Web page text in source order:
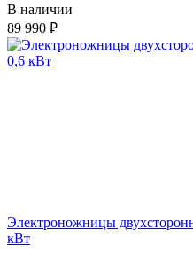
В наличии
89 990
Электроножницы
кВт